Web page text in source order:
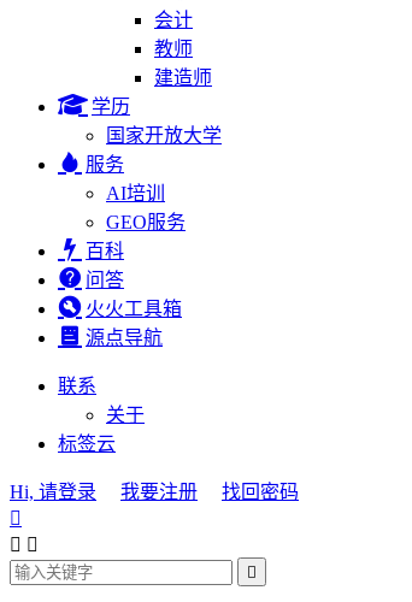
会计
教师
建造师
学历
国家开放大学
服务
AI培训
GEO服务
百科
问答
火火工具箱
源点导航
联系
关于
标签云
Hi, 请登录 我要注册
找回密码

 
